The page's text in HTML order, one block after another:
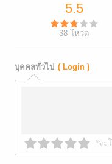
5.5
38 โหวต
บุคคลทั่วไป ( Login )
*จะ